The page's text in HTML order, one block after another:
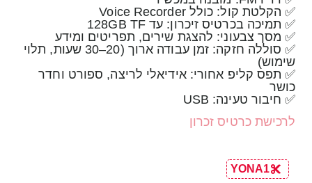
✅ הקלטת קול: כולל Voice Recorder
✅ תמיכה בכרטיס זיכרון: עד ‎128GB TF‎
✅ מסך צבעוני: להצגת שירים, תפריטים ומידע
✅ סוללה חזקה: זמן עבודה ארוך (20–30 שעות, תלוי
שימוש)
✅ תפס קליפ אחורי: אידיאלי לריצה, ספורט וחדר
כושר
✅ חיבור טעינה: USB
לרכישת כרטיס זכרון
YONA1